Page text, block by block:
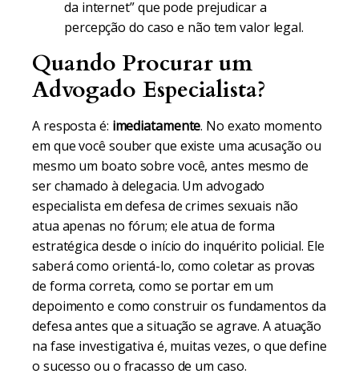
da internet” que pode prejudicar a
percepção do caso e não tem valor legal.
Quando Procurar um
Advogado Especialista?
A resposta é: imediatamente. No exato momento
em que você souber que existe uma acusação ou
mesmo um boato sobre você, antes mesmo de
ser chamado à delegacia. Um advogado
especialista em defesa de crimes sexuais não
atua apenas no fórum; ele atua de forma
estratégica desde o início do inquérito policial. Ele
saberá como orientá-lo, como coletar as provas
de forma correta, como se portar em um
depoimento e como construir os fundamentos da
defesa antes que a situação se agrave. A atuação
na fase investigativa é, muitas vezes, o que define
o sucesso ou o fracasso de um caso.